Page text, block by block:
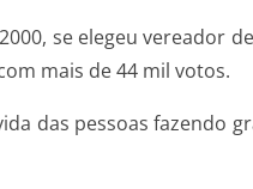
se elegeu vereador
mais de 44 mil votos.
das pessoas fazendo